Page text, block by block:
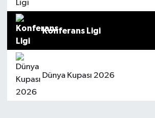
Konferans Ligi
Dünya Kupası 2026